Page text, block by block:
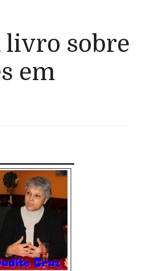
livro sobre
em